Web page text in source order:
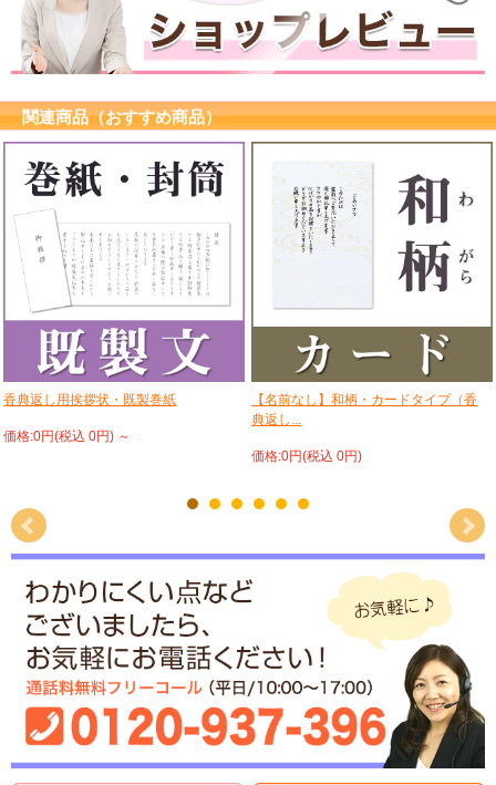
関連商品（おすすめ商品）
香典返し用挨拶状・既製巻紙
価格:0円(税込 0円) ～
【名前なし】和柄・カードタイプ（香
典返し...
価格:0円(税込 0円)